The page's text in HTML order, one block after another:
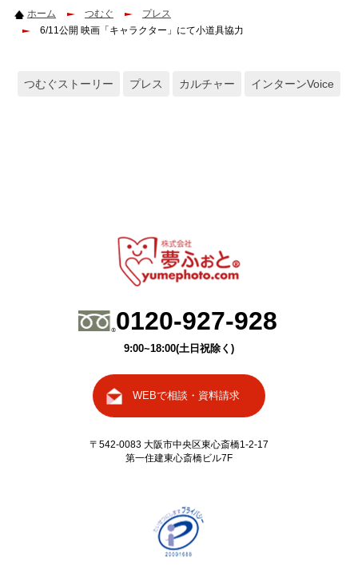
ホーム つむぐ
プレス
6/11公開 映画「キャラクター」にて小道具協力
つむぐストーリー プレス カルチャー インターンVoice
0120-927-928
9:00~18:00(土日祝除く)
WEBで相談・資料請求
〒542-0083 大阪市中央区東心斎橋1-2-17
第一住建東心斎橋ビル7F